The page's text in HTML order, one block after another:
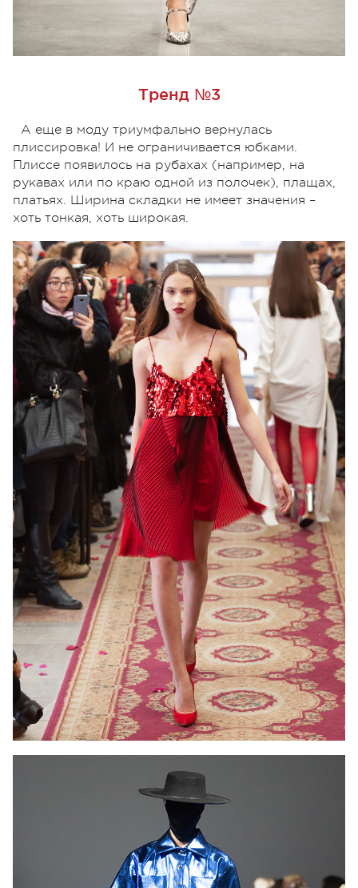
Тренд №3
А еще в моду триумфально вернулась
плиссировка! И не ограничивается юбками.
Плиссе появилось на рубахах (например, на
рукавах или по краю одной из полочек), плащах,
платьях. Ширина складки не имеет значения –
хоть тонкая, хоть широкая.